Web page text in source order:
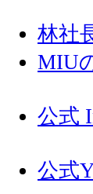
林社
MIU
公式
公式